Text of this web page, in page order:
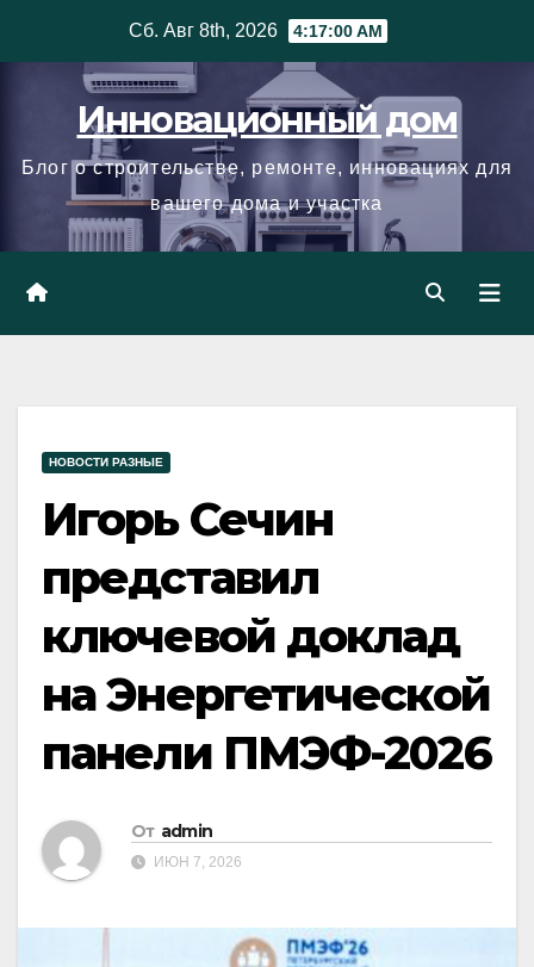
Сб. Авг 8th, 2026 4:17:01 AM
Инновационный дом
Блог о строительстве, ремонте, инновациях для
вашего дома и участка
НОВОСТИ РАЗНЫЕ
Игорь Сечин
представил
ключевой доклад
на Энергетической
панели ПМЭФ-2026
От admin
ИЮН 7, 2026